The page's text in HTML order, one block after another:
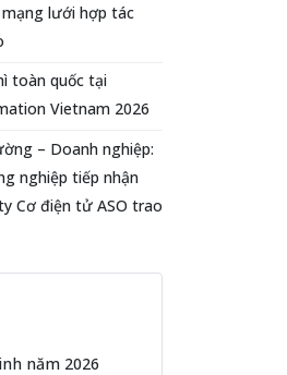
lưới hợp tác
toàn quốc tại
Vietnam 2026
– Doanh nghiệp:
nghiệp tiếp nhận
Cơ điện tử ASO trao
năm 2026